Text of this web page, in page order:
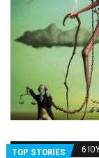
TOP STORIES 6